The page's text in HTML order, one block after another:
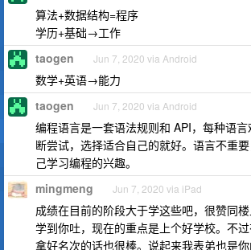
算法+数据结构=程序
学历+基础→工作
taogen Jun 7, 2020 via Android
数学+英语→能力
taogen Jun 7, 2020 via Android
编程语言是一套语法规则和 API，每种语
断尝试，选择适合自己的就好。语言不重
己学习编程的兴趣。
mingmeng Jun 7, 2020 via iPad
成绩在目前的阶段大于学这些吧，很赞同
学到你吐，现在的重点是上个好学校。不
拿好名次的话也很棒。说起来我表弟也是